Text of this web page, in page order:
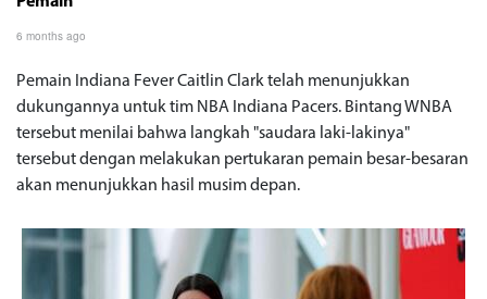
6 months ago
Pemain Indiana Fever Caitlin Clark telah menunjukkan
dukungannya untuk tim NBA Indiana Pacers. Bintang WNBA
tersebut menilai bahwa langkah "saudara laki-lakinya"
tersebut dengan melakukan pertukaran pemain besar-besaran
akan menunjukkan hasil musim depan.